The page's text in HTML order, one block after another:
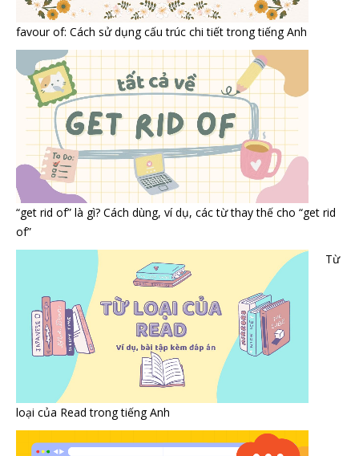
favour of: Cách sử dụng cấu trúc chi tiết trong tiếng Anh
“get rid of” là gì? Cách dùng, ví dụ, các từ thay thế cho “get rid
of”
Từ
loại của Read trong tiếng Anh